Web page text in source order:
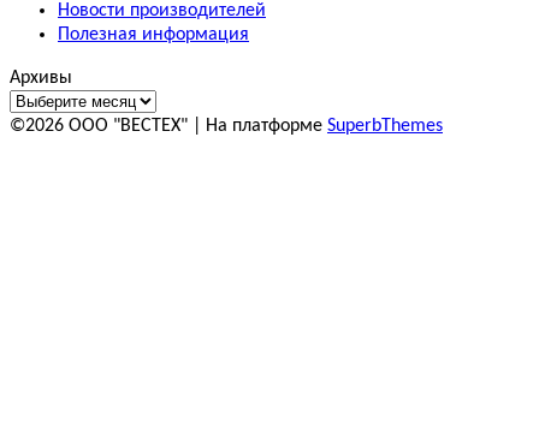
Новости производителей
Полезная информация
Архивы
©2026 ООО "ВЕСТЕХ" | На платформе SuperbThemes